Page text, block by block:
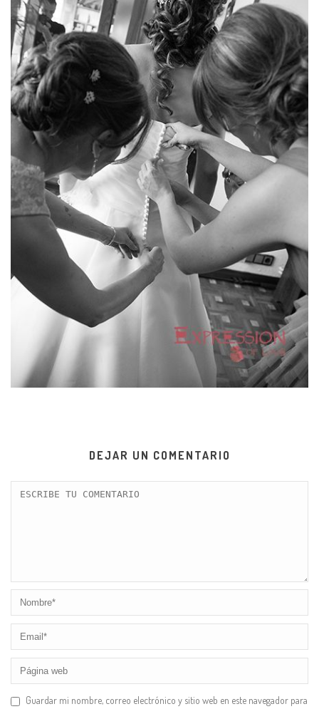
DEJAR UN COMENTARIO
Guardar mi nombre, correo electrónico y sitio web en este navegador para